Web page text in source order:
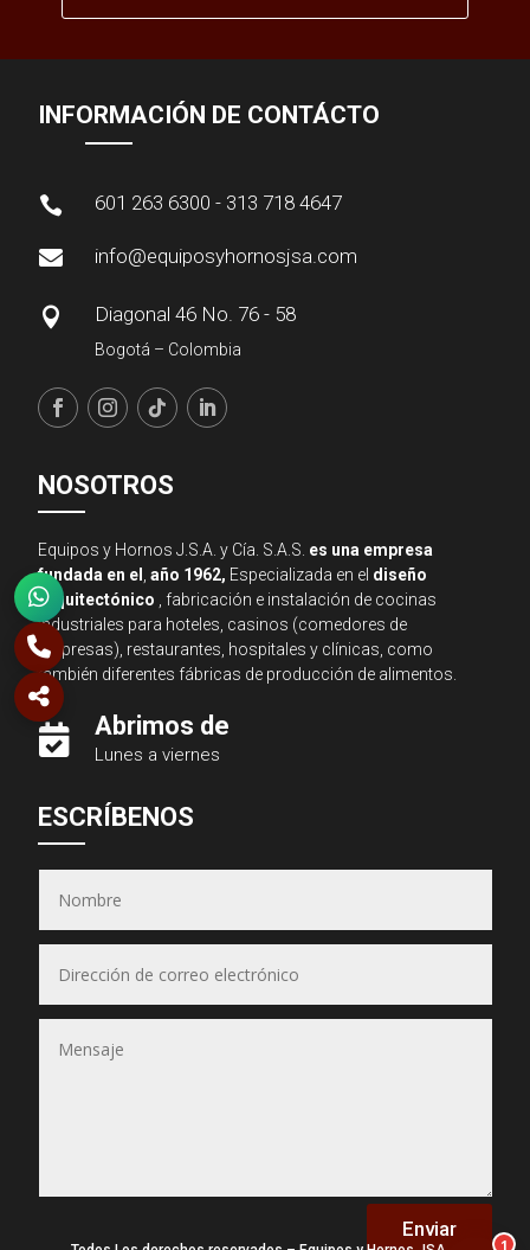
INFORMACIÓN DE CONTÁCTO
 601 263 6300 - 313 718 4647
 info@equiposyhornosjsa.com
 Diagonal 46 No. 76 - 58
Bogotá – Colombia
NOSOTROS
Equipos y Hornos J.S.A. y Cía. S.A.S. es una empresa
fundada en el ,año 1962, Especializada en el diseño
arquitectónico , fabricación e instalación de cocinas
industriales para hoteles, casinos (comedores de
empresas), restaurantes, hospitales y clínicas, como
también diferentes fábricas de producción de alimentos.
 Abrimos de
Lunes a viernes
ESCRÍBENOS
Enviar
1
● En línea ahora
(Puedes seleccionar varios)